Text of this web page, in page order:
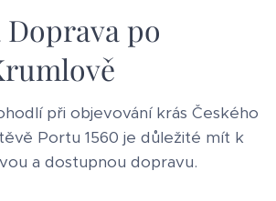
po
při objevování krás Českého
Portu 1560 je důležité mít k
a dostupnou dopravu.